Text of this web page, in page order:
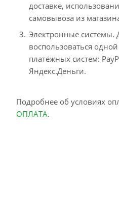
доставке,
самовывоза из
Электронные
воспользоваться
платёжных систем:
Яндекс.Деньги.
Подробнее об условиях
ОПЛАТА.